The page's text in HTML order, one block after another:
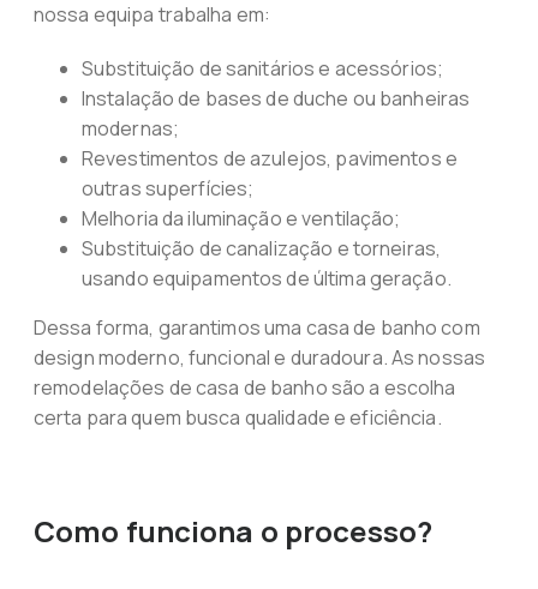
nossa equipa trabalha em:
Substituição de sanitários e acessórios;
Instalação de bases de duche ou banheiras
modernas;
Revestimentos de azulejos, pavimentos e
outras superfícies;
Melhoria da iluminação e ventilação;
Substituição de canalização e torneiras,
usando equipamentos de última geração.
Dessa forma, garantimos uma casa de banho com
design moderno, funcional e duradoura. As nossas
remodelações de casa de banho são a escolha
certa para quem busca qualidade e eficiência.
Como funciona o processo?